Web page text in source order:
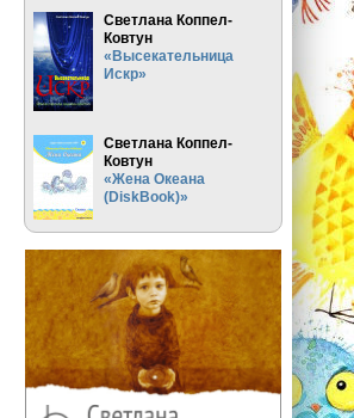
Светлана Коппел-
Ковтун
«Высекательница
Искр»
Светлана Коппел-
Ковтун
«Жена Океана
(DiskBook)»